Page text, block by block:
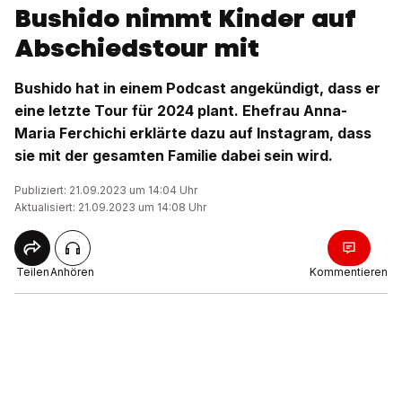
Bushido nimmt Kinder auf
Abschiedstour mit
Bushido hat in einem Podcast angekündigt, dass er
eine letzte Tour für 2024 plant. Ehefrau Anna-
Maria Ferchichi erklärte dazu auf Instagram, dass
sie mit der gesamten Familie dabei sein wird.
Publiziert: 21.09.2023 um 14:04 Uhr
Aktualisiert: 21.09.2023 um 14:08 Uhr
TeilenAnhören Kommentieren